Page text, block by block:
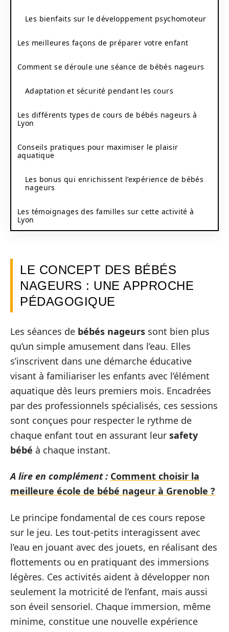
Les bienfaits sur le développement psychomoteur
Les meilleures façons de préparer votre enfant
Comment se déroule une séance de bébés nageurs
Adaptation et sécurité pendant les cours
Les différents types de cours de bébés nageurs à
Lyon
Conseils pratiques pour maximiser le plaisir
aquatique
Les bonus qui enrichissent l’expérience de bébés
nageurs
Les témoignages des familles sur cette activité à
Lyon
LE CONCEPT DES BÉBÉS
NAGEURS : UNE APPROCHE
PÉDAGOGIQUE
Les séances de bébés nageurs sont bien plus
qu’un simple amusement dans l’eau. Elles
s’inscrivent dans une démarche éducative
visant à familiariser les enfants avec l’élément
aquatique dès leurs premiers mois. Encadrées
par des professionnels spécialisés, ces sessions
sont conçues pour respecter le rythme de
chaque enfant tout en assurant leur safety
bébé à chaque instant.
A lire en complément : Comment choisir la
meilleure école de bébé nageur à Grenoble ?
Le principe fondamental de ces cours repose
sur le jeu. Les tout-petits interagissent avec
l’eau en jouant avec des jouets, en réalisant des
flottements ou en pratiquant des immersions
légères. Ces activités aident à développer non
seulement la motricité de l’enfant, mais aussi
son éveil sensoriel. Chaque immersion, même
minime, constitue une nouvelle expérience